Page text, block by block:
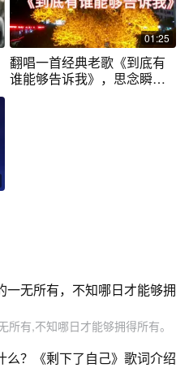
01:25
翻唱一首经典老歌《到底有
谁能够告诉我》，思念瞬间
一无所有，不知哪日才能够拥
有,不知哪日才能够拥得所有。
么？《剩下了自己》歌词介绍